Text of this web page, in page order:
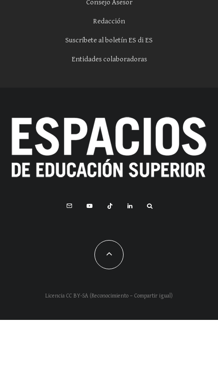
Consejo Asesor
Redacción
Suscríbete al boletín ES di ES
Entidades colaboradoras
Licencia CC BY-SA (Reconocimiento – Compartir igual)